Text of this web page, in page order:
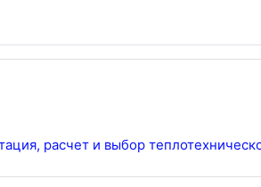
расчет и выбор